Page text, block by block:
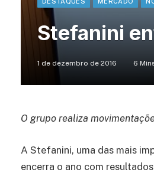
Stefanini
1 de dezembro de 2016 6
O grupo realiza
A Stefanini, uma das mais
encerra o ano com